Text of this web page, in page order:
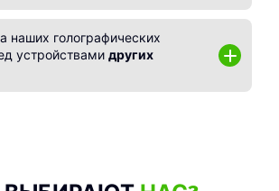
нашей компании.
на устройство
действительности (обращайте
наших голографических
устройствами других